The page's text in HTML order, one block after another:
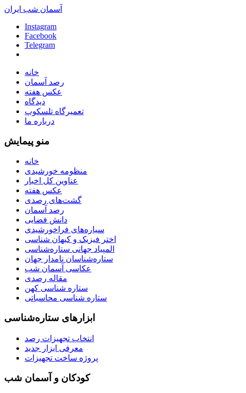
آسمان شب ایران
Instagram
Facebook
Telegram
خانه
رصد آسمان
عکس هفته
دیدگاه
تعمیرگاه تلسکوپ
درباره ما
منو پیمایش
خانه
منظومه خورشیدی
عناوین کل اخبار
عکس هفته
گشت‌های رصدی
رصد آسمان
دانش فضایی
سیاره‌های فراخورشیدی
اختر فیزیک و کیهان شناسی
المپیاد جهانی ستاره‌شناسی
ستاره‌شناسان نامدار جهان
عکاسی آسمان شب
مقاله رصدی
ستاره شناسی کهن
ستاره شناسی محاسباتی
ابزارهای ستاره‌شناسی
انتخاب تجهیزات رصد
معرفی ابزار جدید
پروژه ساخت تجهیزات
کودکان و آسمان شب